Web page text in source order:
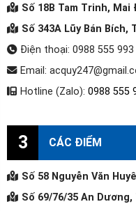
Số 18B Tam Trinh, Mai
Số 343A Lũy Bán Bích,
Điện thoại: 0988 555
Email:
Hotline (Zalo): 0988 555
3 CÁC ĐIỂM
Số 58 Nguyễn Văn
Số 69/76/35 An Dương,